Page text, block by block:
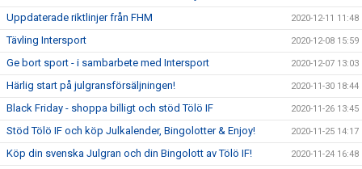
Uppdaterade riktlinjer från FHM 2020-12-11 11:48
Tävling Intersport 2020-12-08 15:59
Ge bort sport - i sambarbete med Intersport 2020-12-07 13:03
Härlig start på julgransförsäljningen! 2020-11-30 18:44
Black Friday - shoppa billigt och stöd Tölö IF 2020-11-26 13:45
Stöd Tölö IF och köp Julkalender, Bingolotter & Enjoy! 2020-11-25 14:17
Köp din svenska Julgran och din Bingolott av Tölö IF! 2020-11-24 16:48